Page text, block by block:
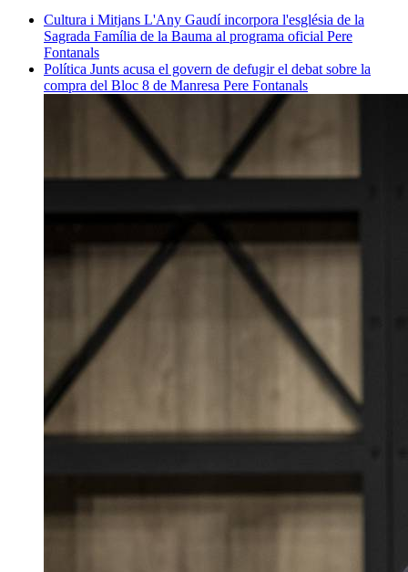
Cultura i Mitjans L'Any Gaudí incorpora l'església de la
Sagrada Família de la Bauma al programa oficial Pere
Fontanals
Política Junts acusa el govern de defugir el debat sobre la
compra del Bloc 8 de Manresa Pere Fontanals